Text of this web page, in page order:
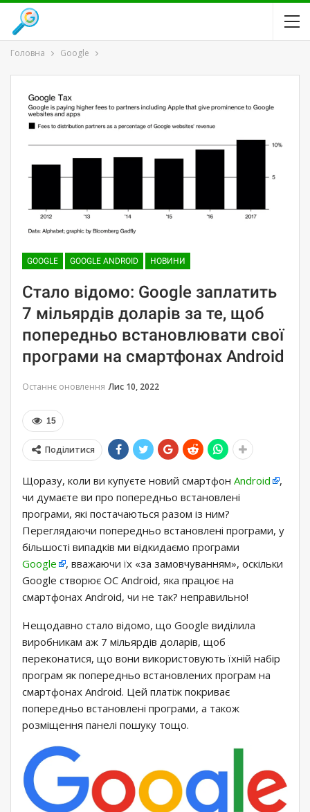
Головна Google
GOOGLE GOOGLE ANDROID НОВИНИ
Стало відомо: Google заплатить
7 мільярдів доларів за те, щоб
попередньо встановлювати свої
програми на смартфонах Android
Останнє оновлення Лис 10, 2022
15
Поділитися
Щоразу, коли ви купуєте новий смартфон Android
,
чи думаєте ви про попередньо встановлені
програми, які постачаються разом із ним?
Переглядаючи попередньо встановлені програми, у
більшості випадків ми відкидаємо програми
Google
, вважаючи їх «за замовчуванням», оскільки
Google створює ОС Android, яка працює на
смартфонах Android, чи не так? неправильно!
Нещодавно стало відомо, що Google виділила
виробникам аж 7 мільярдів доларів, щоб
переконатися, що вони використовують їхній набір
програм як попередньо встановлених програм на
смартфонах Android. Цей платіж покриває
попередньо встановлені програми, а також
розміщення панелі пошуку тощо.